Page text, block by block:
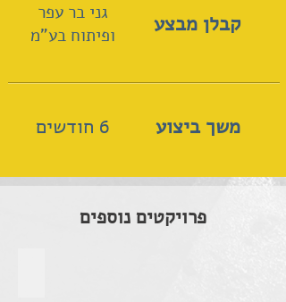
גני בר עפר
ופיתוח בע"מ
קבלן מבצע
6 חודשים משך ביצוע
פרויקטים נוספים